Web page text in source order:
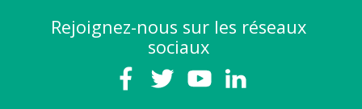
Rejoignez-nous sur les réseaux
sociaux